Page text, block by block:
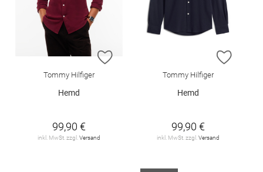
ZUR WUNSCHLISTE HINZUFÜGEN
Tommy Hilfiger
Hemd
99,90 €
inkl. MwSt. zzgl. Versand
ZUR
Tommy Hilfiger
Hemd
99,90 €
inkl. MwSt. zzgl. Versand